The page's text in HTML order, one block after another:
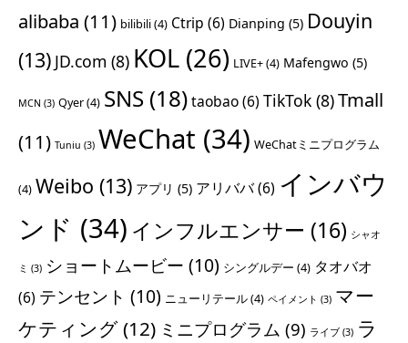
alibaba (11) bilibili(4) Ctrip (6) Dianping (5) Douyin
(13) JD.com (8) KOL (26) LIVE+(4) Mafengwo (5)
MCN (3) Qyer(4) SNS (18)taobao(6) TikTok (8)Tmall
(11) Tuniu (3) WeChat (34) WeChatミニプログラム
(4) Weibo (13) アプリ (5) アリババ(6) インバウ
ンド (34) インフルエンサー (16) シャオ
ミ (3) ショートムービー (10) シングルデー (4) タオバオ
(6) テンセント (10) ニューリテール(4) ペイメント (3) マー
ケティング(12) ミニプログラム (9) ライブ (3) ラ